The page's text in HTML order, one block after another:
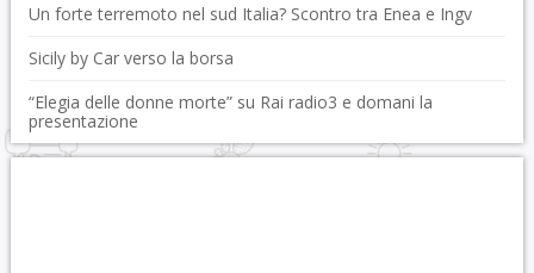
Un forte terremoto nel sud Italia? Scontro tra Enea e Ingv
Sicily by Car verso la borsa
“Elegia delle donne morte” su Rai radio3 e domani la
presentazione